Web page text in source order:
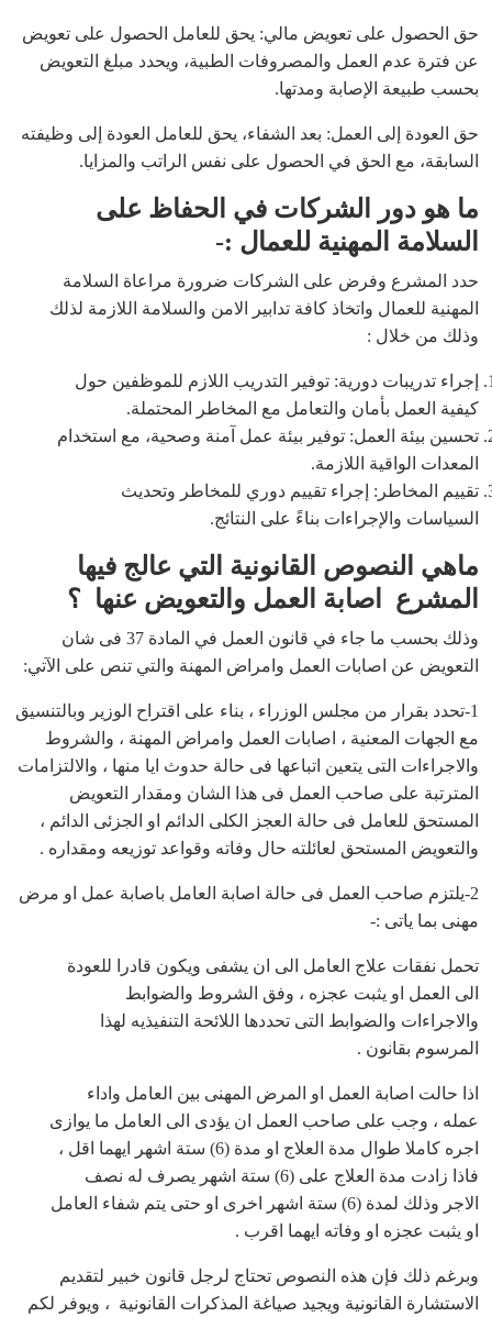
حق الحصول على تعويض مالي: يحق للعامل الحصول على تعويض
عن فترة عدم العمل والمصروفات الطبية، ويحدد مبلغ التعويض
بحسب طبيعة الإصابة ومدتها.
حق العودة إلى العمل: بعد الشفاء، يحق للعامل العودة إلى وظيفته
السابقة، مع الحق في الحصول على نفس الراتب والمزايا.
ما هو دور الشركات في الحفاظ على
السلامة المهنية للعمال :-
حدد المشرع وفرض على الشركات ضرورة مراعاة السلامة
المهنية للعمال واتخاذ كافة تدابير الامن والسلامة اللازمة لذلك
وذلك من خلال :
إجراء تدريبات دورية: توفير التدريب اللازم للموظفين حول
كيفية العمل بأمان والتعامل مع المخاطر المحتملة.
تحسين بيئة العمل: توفير بيئة عمل آمنة وصحية، مع استخدام
المعدات الواقية اللازمة.
تقييم المخاطر: إجراء تقييم دوري للمخاطر وتحديث
السياسات والإجراءات بناءً على النتائج.
ماهي النصوص القانونية التي عالج فيها
المشرع اصابة العمل والتعويض عنها ؟
وذلك بحسب ما جاء في قانون العمل في المادة 37 فى شان
التعويض عن اصابات العمل وامراض المهنة والتي تنص على الآتي:
1-تحدد بقرار من مجلس الوزراء ، بناء على اقتراح الوزير وبالتنسيق
مع الجهات المعنية ، اصابات العمل وامراض المهنة ، والشروط
والاجراءات التى يتعين اتباعها فى حالة حدوث ايا منها ، والالتزامات
المترتبة على صاحب العمل فى هذا الشان ومقدار التعويض
المستحق للعامل فى حالة العجز الكلى الدائم او الجزئى الدائم ،
والتعويض المستحق لعائلته حال وفاته وقواعد توزيعه ومقداره .
2-يلتزم صاحب العمل فى حالة اصابة العامل باصابة عمل او مرض
مهنى بما ياتى :-
تحمل نفقات علاج العامل الى ان يشفى ويكون قادرا للعودة
الى العمل او يثبت عجزه ، وفق الشروط والضوابط
والاجراءات والضوابط التى تحددها اللائحة التنفيذيه لهذا
المرسوم بقانون .
اذا حالت اصابة العمل او المرض المهنى بين العامل واداء
عمله ، وجب على صاحب العمل ان يؤدى الى العامل ما يوازى
اجره كاملا طوال مدة العلاج او مدة (6) ستة اشهر ايهما اقل ،
فاذا زادت مدة العلاج على (6) ستة اشهر يصرف له نصف
الاجر وذلك لمدة (6) ستة اشهر اخرى او حتى يتم شفاء العامل
او يثبت عجزه او وفاته ايهما اقرب .
وبرغم ذلك فإن هذه النصوص تحتاج لرجل قانون خبير لتقديم
الاستشارة القانونية ويجيد صياغة المذكرات القانونية ، ويوفر لكم